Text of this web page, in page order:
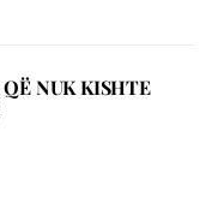
NUK KISHTE